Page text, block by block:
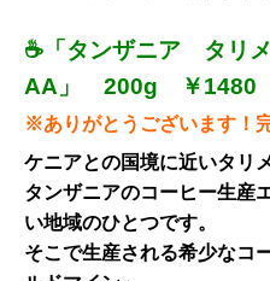
☕「タンザニア タリ
AA」 200g ￥1480
※ありがとうございます！
ケニアとの国境に近いタリ
タンザニアのコーヒー生産
い地域のひとつです。
そこで生産される希少な